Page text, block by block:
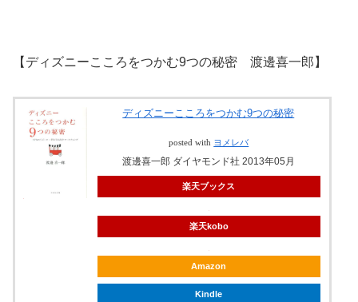
【ディズニーこころをつかむ9つの秘密 渡邊喜一郎】
ディズニーこころをつかむ9つの秘密
posted with ヨメレバ
渡邊喜一郎 ダイヤモンド社 2013年05月
楽天ブックス
楽天kobo
Amazon
Kindle